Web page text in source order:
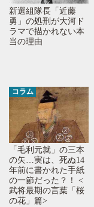
新選組隊長「近藤
勇」の処刑が大河ド
ラマで描かれない本
当の理由
コラム
「毛利元就」の三本
の矢…実は、死ぬ14
年前に書かれた手紙
の一節だった？！ <
武将最期の言葉「桜
の花」篇>